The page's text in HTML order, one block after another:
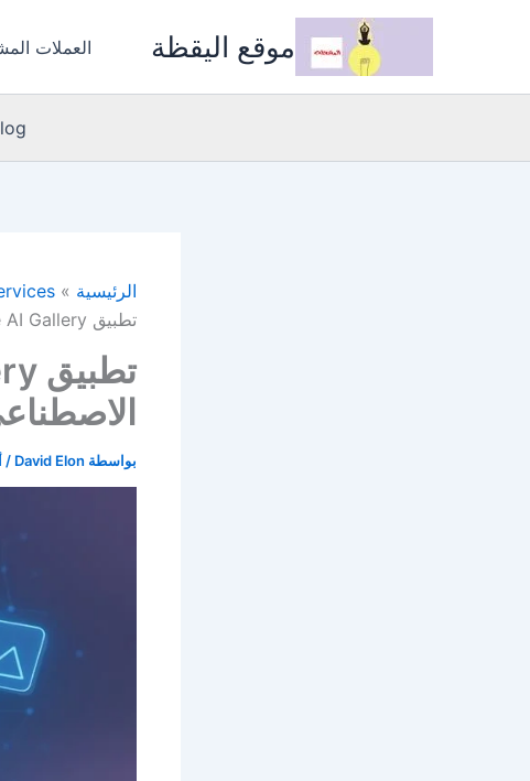
موقع اليقظة العملات
الرئيسية
تطبيق Google AI Gallery: قوة الذكاء الاصطناعي بلا إنترنت على هاتفك
بواسطة David Elon
/